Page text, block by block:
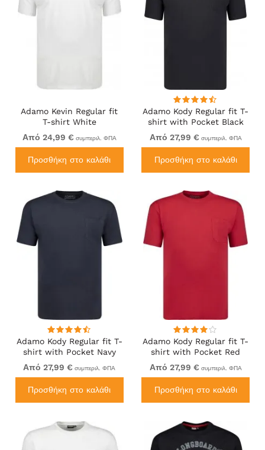
Adamo Kevin Regular fit
T-shirt White
Από 24,99 € συμπεριλ. ΦΠΑ
Προσθήκη στο καλάθι
Adamo Kody Regular fit T-
shirt with Pocket Black
Από 27,99 € συμπεριλ. ΦΠΑ
Προσθήκη στο καλάθι
Adamo Kody Regular fit T-
shirt with Pocket Navy
Από 27,99 € συμπεριλ. ΦΠΑ
Προσθήκη στο καλάθι
Adamo Kody Regular fit T-
shirt with Pocket Red
Από 27,99 € συμπεριλ. ΦΠΑ
Προσθήκη στο καλάθι